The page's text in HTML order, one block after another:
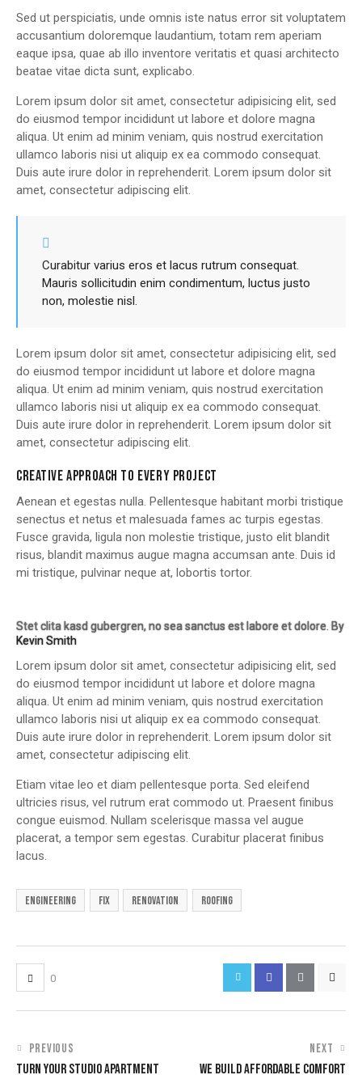
Sed ut perspiciatis, unde omnis iste natus error sit voluptatem
accusantium doloremque laudantium, totam rem aperiam
eaque ipsa, quae ab illo inventore veritatis et quasi architecto
beatae vitae dicta sunt, explicabo.
Lorem ipsum dolor sit amet, consectetur adipisicing elit, sed
do eiusmod tempor incididunt ut labore et dolore magna
aliqua. Ut enim ad minim veniam, quis nostrud exercitation
ullamco laboris nisi ut aliquip ex ea commodo consequat.
Duis aute irure dolor in reprehenderit. Lorem ipsum dolor sit
amet, consectetur adipiscing elit.
Curabitur varius eros et lacus rutrum consequat.
Mauris sollicitudin enim condimentum, luctus justo
non, molestie nisl.
Lorem ipsum dolor sit amet, consectetur adipisicing elit, sed
do eiusmod tempor incididunt ut labore et dolore magna
aliqua. Ut enim ad minim veniam, quis nostrud exercitation
ullamco laboris nisi ut aliquip ex ea commodo consequat.
Duis aute irure dolor in reprehenderit. Lorem ipsum dolor sit
amet, consectetur adipiscing elit.
CREATIVE APPROACH TO EVERY PROJECT
Aenean et egestas nulla. Pellentesque habitant morbi tristique
senectus et netus et malesuada fames ac turpis egestas.
Fusce gravida, ligula non molestie tristique, justo elit blandit
risus, blandit maximus augue magna accumsan ante. Duis id
mi tristique, pulvinar neque at, lobortis tortor.
Stet clita kasd gubergren, no sea sanctus est labore et dolore. By
Kevin Smith
Lorem ipsum dolor sit amet, consectetur adipisicing elit, sed
do eiusmod tempor incididunt ut labore et dolore magna
aliqua. Ut enim ad minim veniam, quis nostrud exercitation
ullamco laboris nisi ut aliquip ex ea commodo consequat.
Duis aute irure dolor in reprehenderit. Lorem ipsum dolor sit
amet, consectetur adipiscing elit.
Etiam vitae leo et diam pellentesque porta. Sed eleifend
ultricies risus, vel rutrum erat commodo ut. Praesent finibus
congue euismod. Nullam scelerisque massa vel augue
placerat, a tempor sem egestas. Curabitur placerat finibus
lacus.
engineering fix renovation roofing
0
PREVIOUS
TURN YOUR STUDIO APARTMENT
NEXT
WE BUILD AFFORDABLE COMFORT